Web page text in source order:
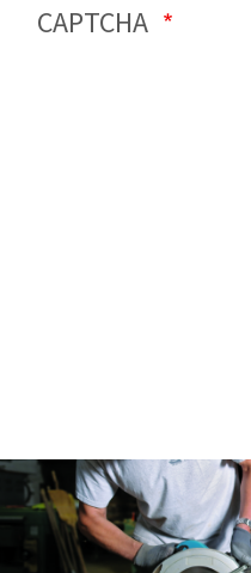
CAPTCHA